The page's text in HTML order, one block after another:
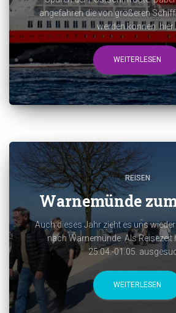
angefahren die von größeren
werden können.
WEITERLESEN
REISEN
Warnemünde
Auch dieses Jahr zieht es uns
nach Warnemünde. Als Reisezeit
25.04.-01.05.
WEITERLESEN